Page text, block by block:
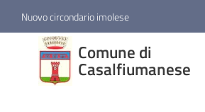
Vai al contenuto
Vai alla navigazione
Vai al footer
Nuovo circondario imolese
Comune di
Casalfiumanese
Comune di
Casalfiumanese